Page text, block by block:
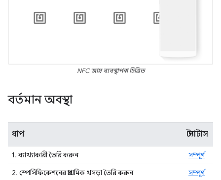
NFC জায় ব্যবস্থাপনা চিত্রিত
বর্তমান অবস্থা
ধাপ স্ট্যাটাস
1. ব্যাখ্যাকারী তৈরি করুন
সম্পূর্ণ
2. স্পেসিফিকেশনের প্রাথমিক খসড়া তৈরি করুন
সম্পূর্ণ